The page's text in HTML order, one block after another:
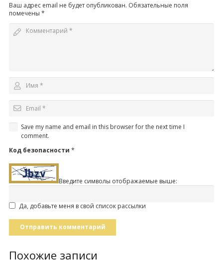
Ваш адрес email не будет опубликован. Обязательные поля
помечены *
Save my name and email in this browser for the next time I
comment.
Код безопасности *
Введите символы отображаемые выше:
Да, добавьте меня в свой список рассылки
Отправить комментарий
Похожие записи